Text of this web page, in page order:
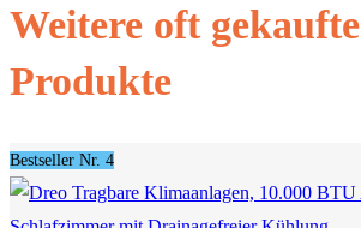
Weitere oft gekaufte
Produkte
Bestseller Nr. 4